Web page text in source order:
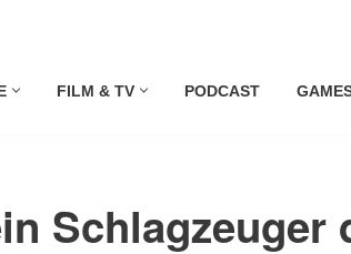
FILM & TV PODCAST
Schlagzeuger